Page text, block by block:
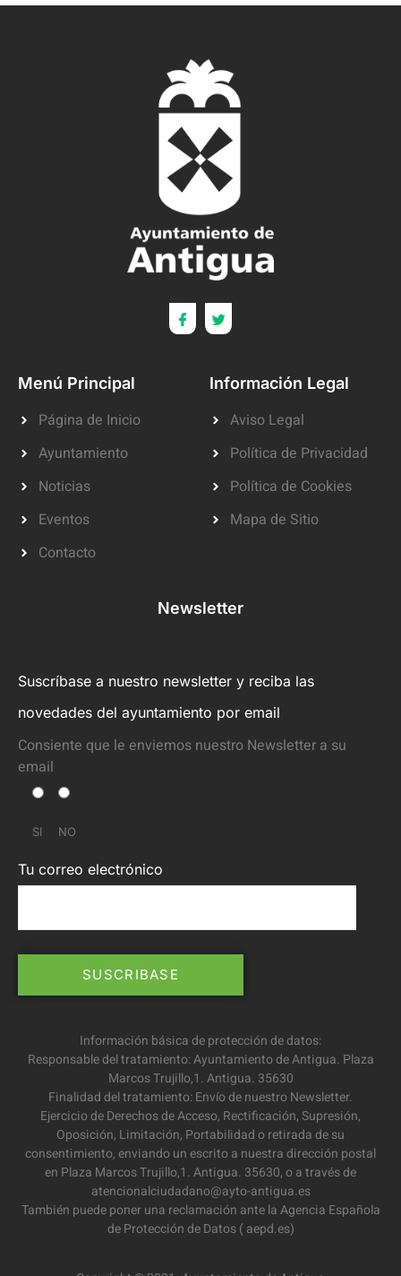
Menú Principal
Página de Inicio
Ayuntamiento
Noticias
Eventos
Contacto
Información Legal
Aviso Legal
Política de Privacidad
Política de Cookies
Mapa de Sitio
Newsletter
Suscríbase a nuestro newsletter y reciba las
novedades del ayuntamiento por email
Consiente que le enviemos nuestro Newsletter a su
email
SI NO
Tu correo electrónico
Información básica de protección de datos:
Responsable del tratamiento: Ayuntamiento de Antigua. Plaza
Marcos Trujillo,1. Antigua. 35630
Finalidad del tratamiento: Envío de nuestro Newsletter.
Ejercicio de Derechos de Acceso, Rectificación, Supresión,
Oposición, Limitación, Portabilidad o retirada de su
consentimiento, enviando un escrito a nuestra dirección postal
en Plaza Marcos Trujillo,1. Antigua. 35630, o a través de
atencionalciudadano@ayto-antigua.es
También puede poner una reclamación ante la Agencia Española
de Protección de Datos ( aepd.es)